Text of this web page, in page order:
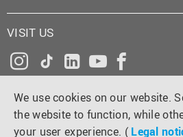
We use cookies on our website.
the website to function, while
your user experience. ( Legal
VISIT US
Instagram
Tiktok
LinkedInYouTube